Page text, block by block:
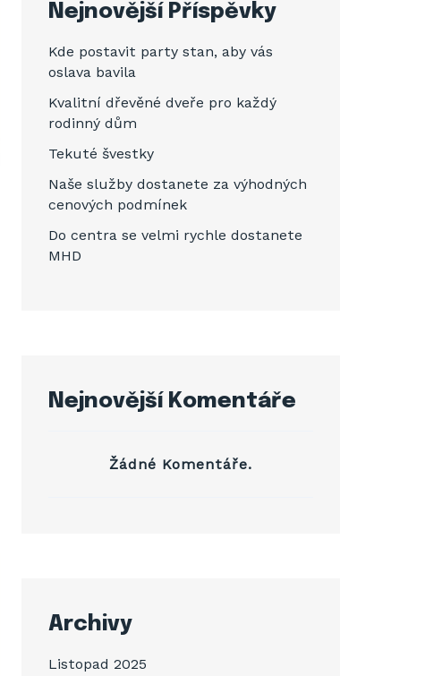
Nejnovější Příspěvky
Kde postavit party stan, aby vás
oslava bavila
Kvalitní dřevěné dveře pro každý
rodinný dům
Tekuté švestky
Naše služby dostanete za výhodných
cenových podmínek
Do centra se velmi rychle dostanete
MHD
Nejnovější Komentáře
Žádné Komentáře.
Archivy
Listopad 2025